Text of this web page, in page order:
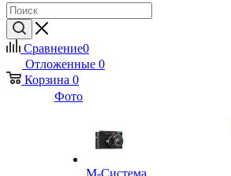
Сравнение0
Отложенные 0
Корзина 0
Фото
M-Система